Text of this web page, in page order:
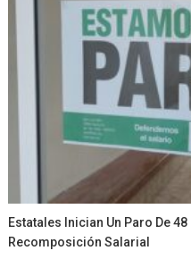
Estatales Inician Un Paro De
Recomposición Salarial